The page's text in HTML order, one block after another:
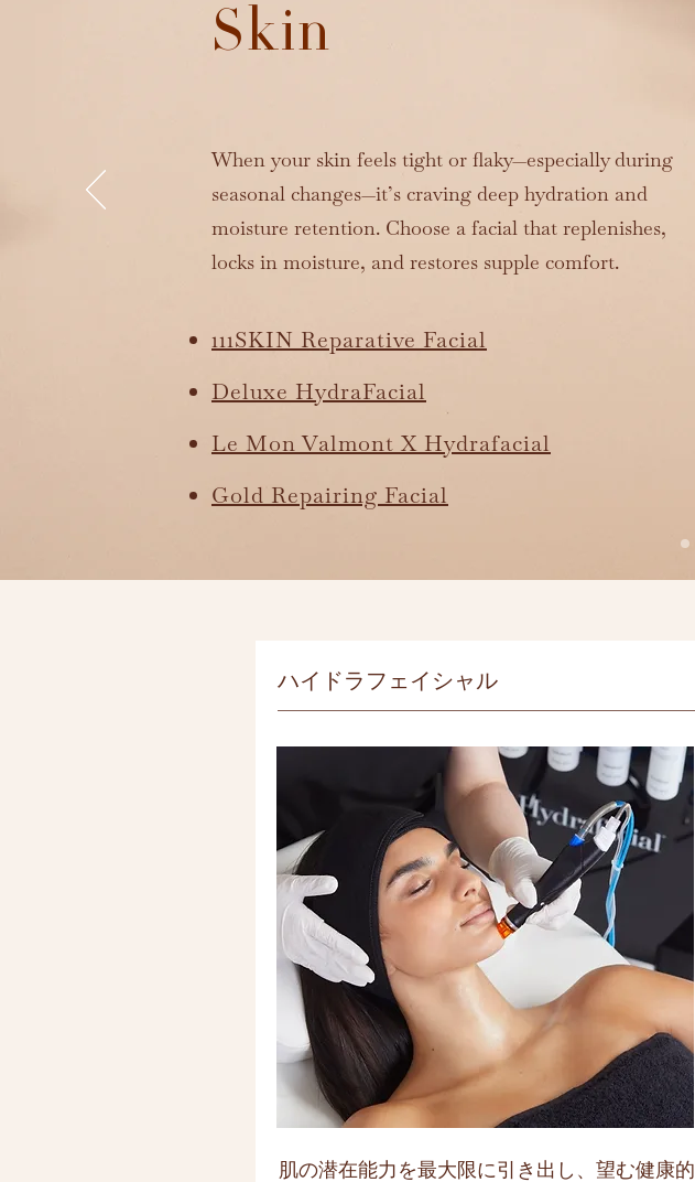
Skin
When your skin feels tight or flaky—especially during
seasonal changes—it’s craving deep hydration and
moisture retention. Choose a facial that replenishes,
locks in moisture, and restores supple comfort.
111SKIN Reparative Facial
Deluxe HydraFacial
Le Mon Valmont X Hydrafacial
Gold Repairing Facial
ハイドラフェイシャル
肌の潜在能力を最大限に引き出し、望む健康的